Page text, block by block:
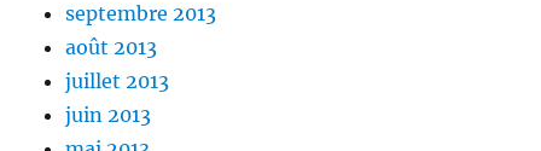
septembre 2013
août 2013
juillet 2013
juin 2013